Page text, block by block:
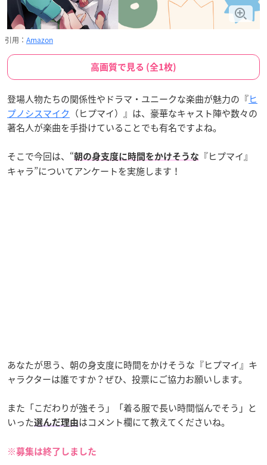
引用： Amazon
高画質で見る (全1枚)
登場人物たちの関係性やドラマ・ユニークな楽曲が魅力の『ヒ
プノシスマイク （ヒプマイ）』は、豪華なキャスト陣や数々の
著名人が楽曲を手掛けていることでも有名ですよね。
そこで今回は、“朝の身支度に時間をかけそうな
『ヒプマイ』
キャラ”についてアンケートを実施します！
あなたが思う、朝の身支度に時間をかけそうな『ヒプマイ』キ
ャラクターは誰ですか？ぜひ、投票にご協力お願いします。
また「こだわりが強そう」「着る服で長い時間悩んでそう」と
いった選んだ理由はコメント欄にて教えてくださいね。
※募集は終了しました